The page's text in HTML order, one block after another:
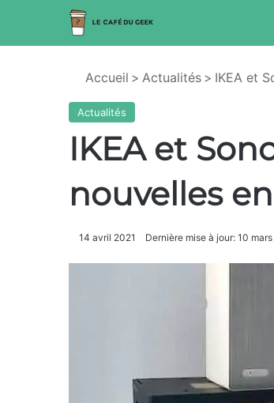
Accueil > Actualités > IKEA et
Actualités
IKEA et
nouvelles
14 avril 2021 Dernière mise à jour: 10